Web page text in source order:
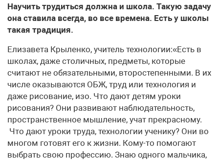
Научить трудиться должна и школа. Такую задачу
она ставила всегда, во все времена. Есть у школы
такая традиция.
Елизавета Крыленко, учитель технологии:«Есть в
школах, даже столичных, предметы, которые
считают не обязательными, второстепенными. В их
числе оказываются ОБЖ, труд или технология и
даже рисование, изо. Что дают детям уроки
рисования? Они развивают наблюдательность,
пространственное мышление, учат прекрасному.
Что дают уроки труда, технологии ученику? Они во
многом готовят его к жизни. Кому-то помогают
выбрать свою профессию. Знаю одного мальчика,